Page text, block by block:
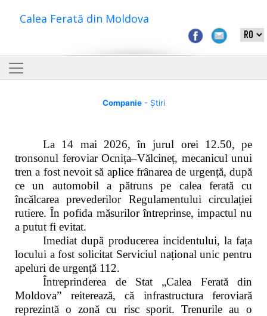
Calea Ferată din Moldova
Companie- Știri
La 14 mai 2026, în jurul orei 12.50, pe
tronsonul feroviar Ocnița–Vălcineț, mecanicul unui
tren a fost nevoit să aplice frânarea de urgență, după
ce un automobil a pătruns pe calea ferată cu
încălcarea prevederilor Regulamentului circulației
rutiere. În pofida măsurilor întreprinse, impactul nu
a putut fi evitat.
Imediat după producerea incidentului, la fața
locului a fost solicitat Serviciul național unic pentru
apeluri de urgență 112.
Întreprinderea de Stat „Calea Ferată din
Moldova” reiterează, că infrastructura feroviară
reprezintă o zonă cu risc sporit. Trenurile au o